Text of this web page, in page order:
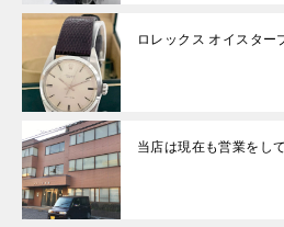
ロレックス オイスター
当店は現在も営業をし